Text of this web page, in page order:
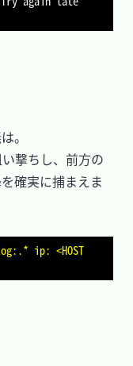
。
撃ちし、前方の
確実に捕まえま
ip: <HOST